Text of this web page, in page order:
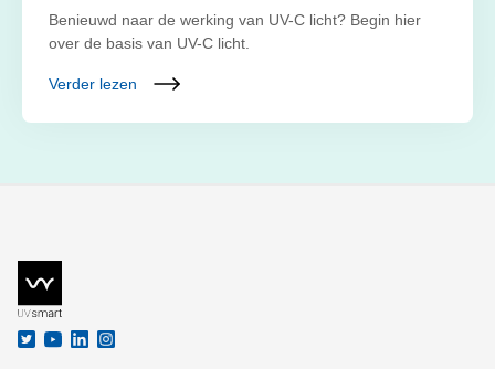
Benieuwd naar de werking van UV-C licht? Begin hier
over de basis van UV-C licht.
Verder lezen